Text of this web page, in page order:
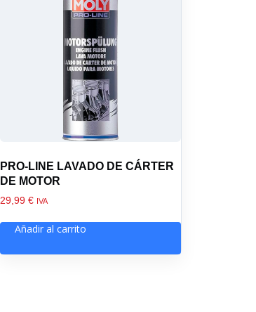
PRO-LINE LAVADO DE CÁRTER
DE MOTOR
29,99 € IVA
Añadir al carrito